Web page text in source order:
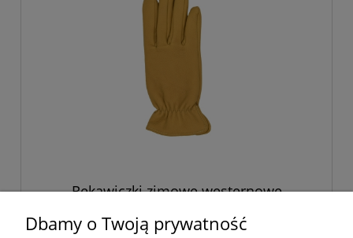
Rękawiczki zimowe westernowe
Dbamy o Twoją prywatność